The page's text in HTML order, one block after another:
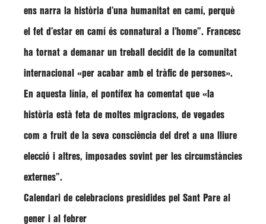
ens narra la història d’una humanitat en camí, perquè
el fet d’estar en camí és connatural a l’home”. Francesc
ha tornat a demanar un treball decidit de la comunitat
internacional «per acabar amb el tràfic de persones».
En aquesta línia, el pontífex ha comentat que «la
història està feta de moltes migracions, de vegades
com a fruit de la seva consciència del dret a una lliure
elecció i altres, imposades sovint per les circumstàncies
externes”.
Calendari de celebracions presidides pel Sant Pare al
gener i al febrer